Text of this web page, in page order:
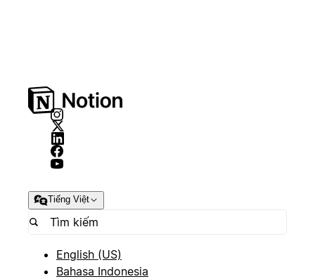
Tiếng Việt
English (US)
Bahasa Indonesia